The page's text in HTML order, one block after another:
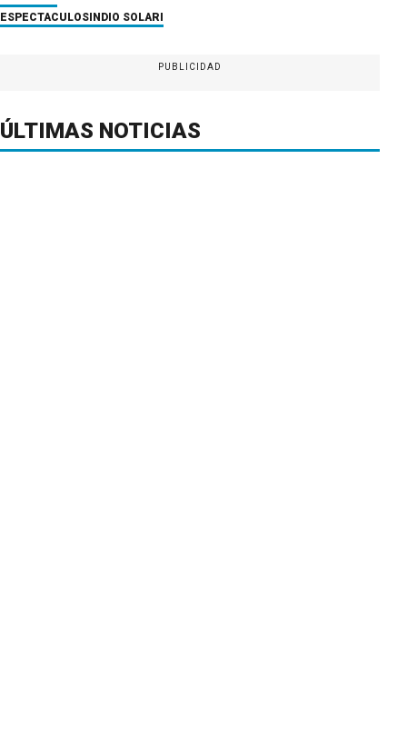
ESPECTACULOS INDIO SOLARI
PUBLICIDAD
ÚLTIMAS NOTICIAS